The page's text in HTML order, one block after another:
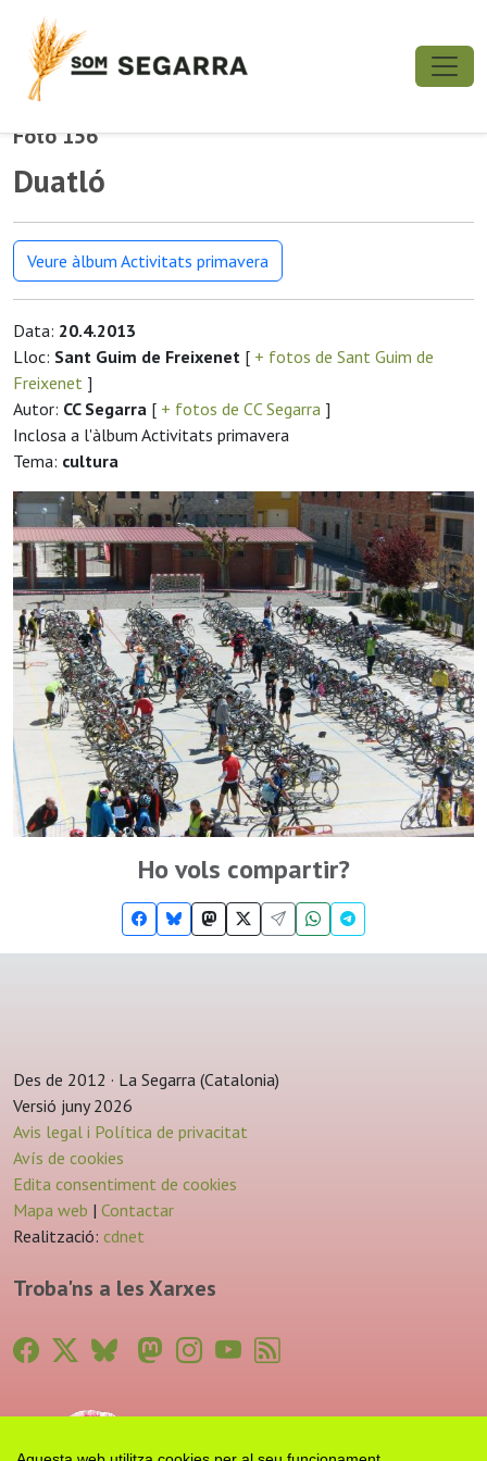
Foto 156
Duatló
Veure àlbum Activitats primavera
Data: 20.4.2013
Lloc: Sant Guim de Freixenet [ + fotos de Sant Guim de
Freixenet ]
Autor: CC Segarra [ + fotos de CC Segarra ]
Inclosa a l'àlbum Activitats primavera
Tema: cultura
Ho vols compartir?
Des de 2012 · La Segarra (Catalonia)
Versió juny 2026
Avis legal i Política de privacitat
Avís de cookies
Edita consentiment de cookies
Mapa web | Contactar
Realització: cdnet
Troba'ns a les Xarxes